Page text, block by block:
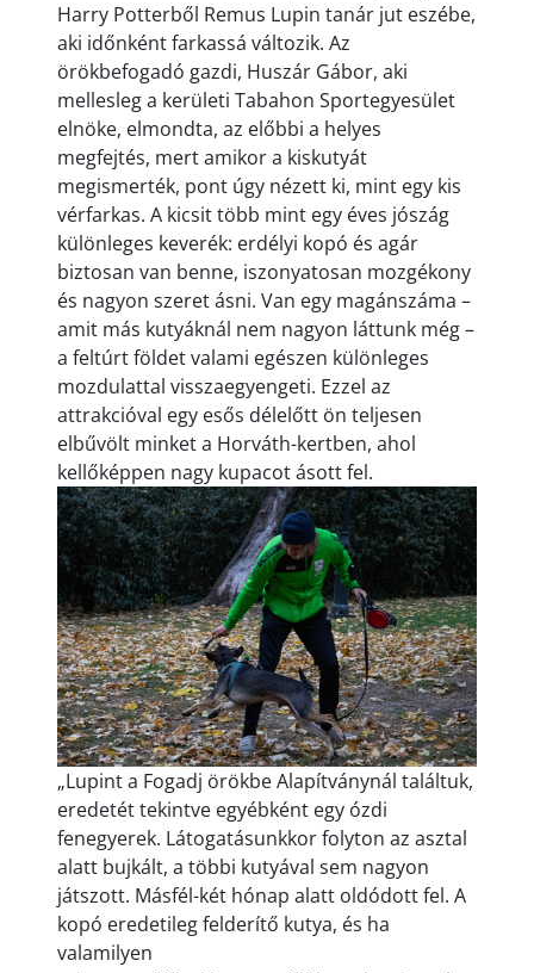
Harry Potterből Remus Lupin tanár jut eszébe,
aki időnként farkassá változik. Az
örökbefogadó gazdi, Huszár Gábor, aki
mellesleg a kerületi Tabahon Sportegyesület
elnöke, elmondta, az előbbi a helyes
megfejtés, mert amikor a kiskutyát
megismerték, pont úgy nézett ki, mint egy kis
vérfarkas. A kicsit több mint egy éves jószág
különleges keverék: erdélyi kopó és agár
biztosan van benne, iszonyatosan mozgékony
és nagyon szeret ásni. Van egy magánszáma –
amit más kutyáknál nem nagyon láttunk még –
a feltúrt földet valami egészen különleges
mozdulattal visszaegyengeti. Ezzel az
attrakcióval egy esős délelőtt ön teljesen
elbűvölt minket a Horváth-kertben, ahol
kellőképpen nagy kupacot ásott fel.
„Lupint a Fogadj örökbe Alapítványnál találtuk,
eredetét tekintve egyébként egy ózdi
fenegyerek. Látogatásunkkor folyton az asztal
alatt bujkált, a többi kutyával sem nagyon
játszott. Másfél-két hónap alatt oldódott fel. A
kopó eredetileg felderítő kutya, és ha
valamilyen